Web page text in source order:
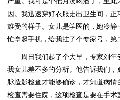
因。我迅速穿好衣服走出卫生间，
难受的样子。女儿是学医的，她冷静
忙拿起手机，给我挂了个专家号，第
周日我们起了个大早，专家刘
我女儿差不多的分析。他告诉我们
脉造影检查才能够确诊，才知道病
检查需要住院，这项检查是要在手术